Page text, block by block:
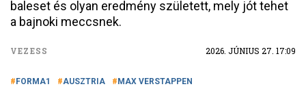
baleset és olyan eredmény született, mely jót tehet
a bajnoki meccsnek.
VEZESS 2026. JÚNIUS 27. 17:09
FORMA1 AUSZTRIA MAX VERSTAPPEN